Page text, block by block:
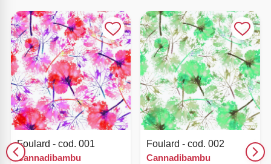
Foulard - cod. 001
Cannadibambu
Foulard - cod. 002
Cannadibambu